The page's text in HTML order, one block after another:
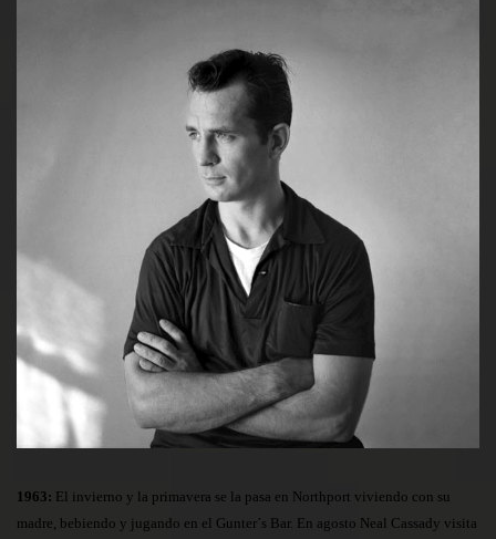
1963: El invierno y la primavera se la pasa en Northport viviendo con su
madre, bebiendo y jugando en el Gunter´s Bar. En agosto Neal Cassady visita